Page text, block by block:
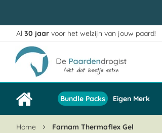
Ga
naar
de
inhoud
Al 30 jaar voor het welzijn van jouw paard!
Bundle Packs Eigen Merk
Home Farnam Thermaflex Gel